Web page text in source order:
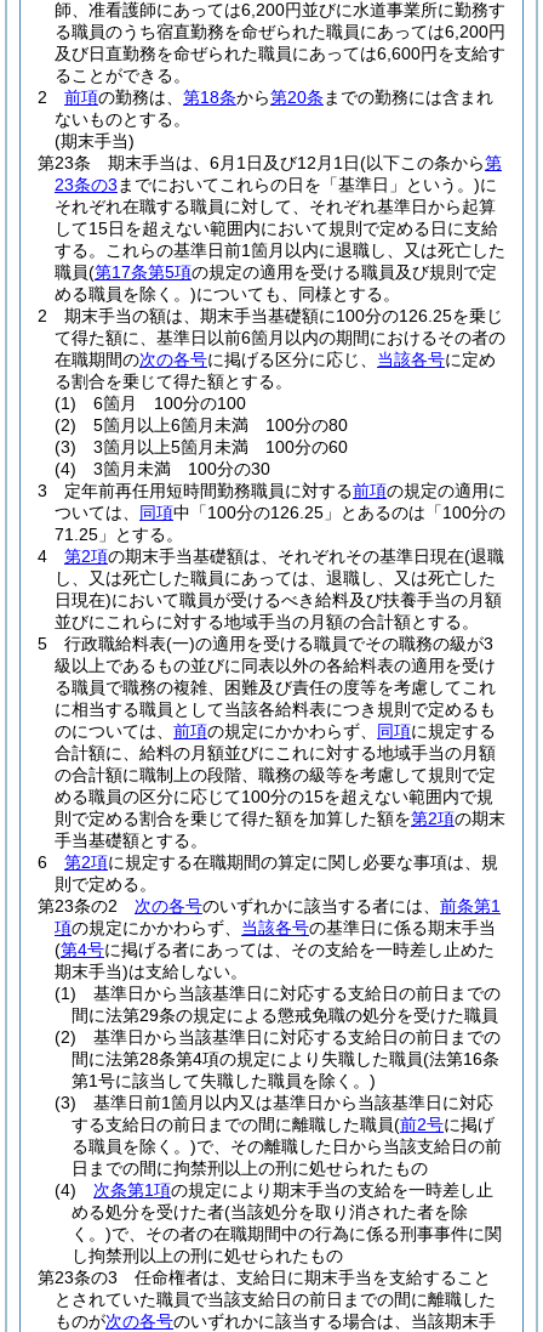
師、准看護師にあっては6,200円並びに水道事業所に勤務す
る職員のうち宿直勤務を命ぜられた職員にあっては6,200円
及び日直勤務を命ぜられた職員にあっては6,600円を支給す
ることができる。
2
前項の勤務は、 第18条から第20条 までの勤務には含まれ
ないものとする。
(期末手当)
第23条
期末手当は、6月1日及び12月1日(以下この条から第
23条の3 までにおいてこれらの日を「基準日」という。)に
それぞれ在職する職員に対して、それぞれ基準日から起算
して15日を超えない範囲内において規則で定める日に支給
する。
これらの基準日前1箇月以内に退職し、又は死亡した
職員(第17条第5項の規定の適用を受ける職員及び規則で定
める職員を除く。)についても、同様とする。
2
期末手当の額は、期末手当基礎額に100分の126.25を乗じ
て得た額に、基準日以前6箇月以内の期間におけるその者の
在職期間の次の各号に掲げる区分に応じ、 当該各号に定め
る割合を乗じて得た額とする。
(1)
6箇月 100分の100
(2)
5箇月以上6箇月未満 100分の80
(3)
3箇月以上5箇月未満 100分の60
(4)
3箇月未満 100分の30
3
定年前再任用短時間勤務職員に対する前項の規定の適用に
ついては、 同項中「100分の126.25」とあるのは「100分の
71.25」とする。
4
第2項の期末手当基礎額は、それぞれその基準日現在(退職
し、又は死亡した職員にあっては、退職し、又は死亡した
日現在)において職員が受けるべき給料及び扶養手当の月額
並びにこれらに対する地域手当の月額の合計額とする。
5
行政職給料表(一)の適用を受ける職員でその職務の級が3
級以上であるもの並びに同表以外の各給料表の適用を受け
る職員で職務の複雑、困難及び責任の度等を考慮してこれ
に相当する職員として当該各給料表につき規則で定めるも
のについては、 前項の規定にかかわらず、 同項に規定する
合計額に、給料の月額並びにこれに対する地域手当の月額
の合計額に職制上の段階、職務の級等を考慮して規則で定
める職員の区分に応じて100分の15を超えない範囲内で規
則で定める割合を乗じて得た額を加算した額を第2項の期末
手当基礎額とする。
6
第2項に規定する在職期間の算定に関し必要な事項は、規
則で定める。
第23条の2
次の各号のいずれかに該当する者には、 前条第1
項の規定にかかわらず、 当該各号の基準日に係る期末手当
(第4号に掲げる者にあっては、その支給を一時差し止めた
期末手当)は支給しない。
(1)
基準日から当該基準日に対応する支給日の前日までの
間に法第29条の規定による懲戒免職の処分を受けた職員
(2)
基準日から当該基準日に対応する支給日の前日までの
間に法第28条第4項の規定により失職した職員(法第16条
第1号に該当して失職した職員を除く。)
(3)
基準日前1箇月以内又は基準日から当該基準日に対応
する支給日の前日までの間に離職した職員(前2号に掲げ
る職員を除く。)で、その離職した日から当該支給日の前
日までの間に拘禁刑以上の刑に処せられたもの
(4)
次条第1項の規定により期末手当の支給を一時差し止
める処分を受けた者(当該処分を取り消された者を除
く。)で、その者の在職期間中の行為に係る刑事事件に関
し拘禁刑以上の刑に処せられたもの
第23条の3
任命権者は、支給日に期末手当を支給すること
とされていた職員で当該支給日の前日までの間に離職した
ものが次の各号のいずれかに該当する場合は、当該期末手